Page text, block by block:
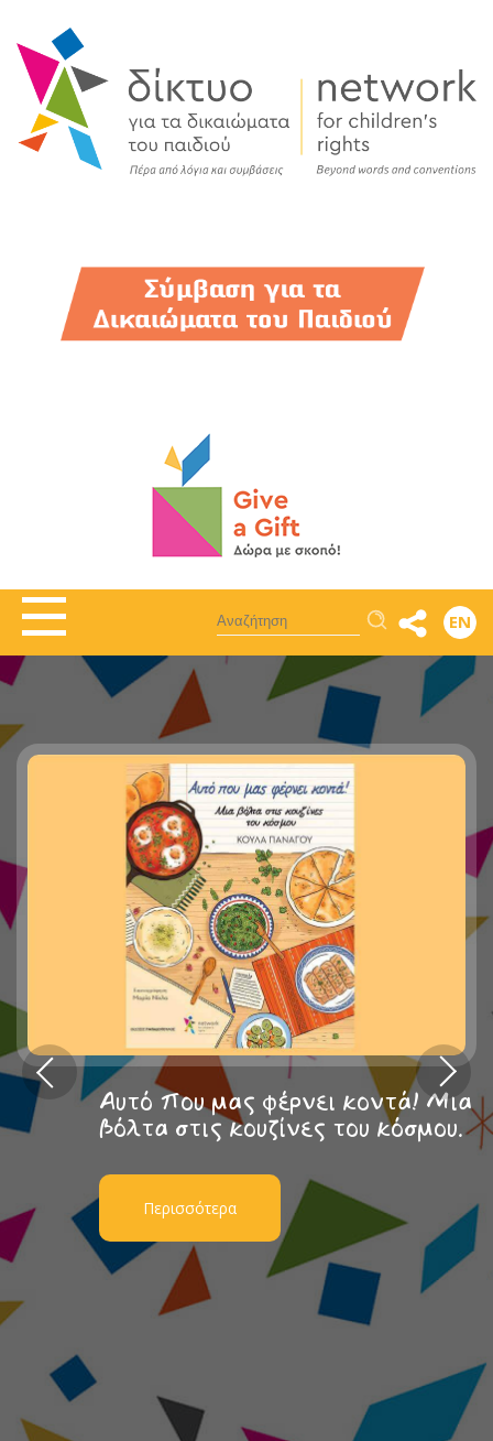
Αναζήτηση EN
Αυτό που μας φέρνει κοντά! Μια
βόλτα στις κουζίνες του κόσμου.
Περισσότερα